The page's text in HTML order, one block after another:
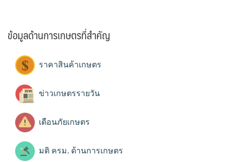
ข้อมูลด้านการเกษตรที่สำคัญ
ราคาสินค้าเกษตร
ข่าวเกษตรรายวัน
เตือนภัยเกษตร
มติ ครม. ด้านการเกษตร